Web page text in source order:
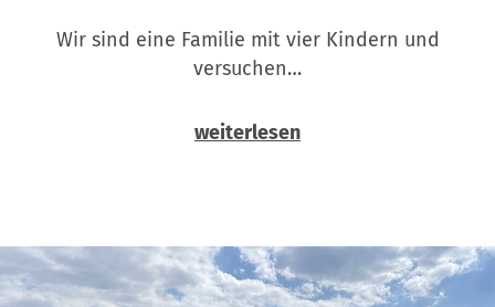
Wir sind eine Familie mit vier Kindern und
versuchen…
weiterlesen